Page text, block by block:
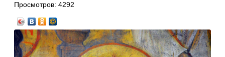
Просмотров: 4292